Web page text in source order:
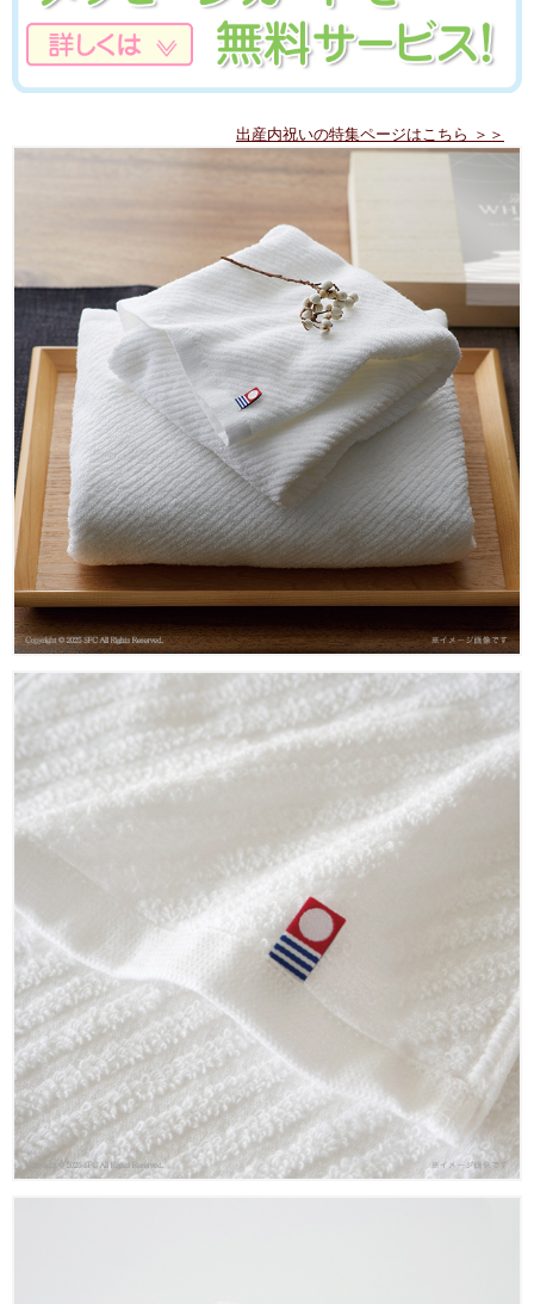
出産内祝いの特集ページはこちら ＞＞